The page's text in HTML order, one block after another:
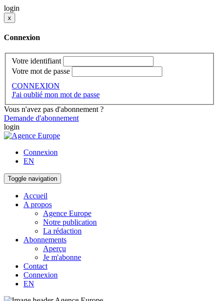
login
x
Connexion
Votre identifiant
Votre mot de passe
CONNEXION
J'ai oublié mon mot de passe
Vous n'avez pas d'abonnement ?
Demande d'abonnement
login
Connexion
EN
Toggle navigation
Accueil
A propos
Agence Europe
Notre publication
La rédaction
Abonnements
Aperçu
Je m'abonne
Contact
Connexion
EN